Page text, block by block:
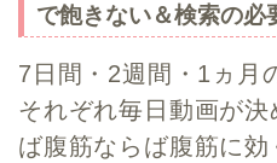
で飽きない＆検索の必
7日間・2週間・1ヵ月
それぞれ毎日動画が決
ば腹筋ならば腹筋に